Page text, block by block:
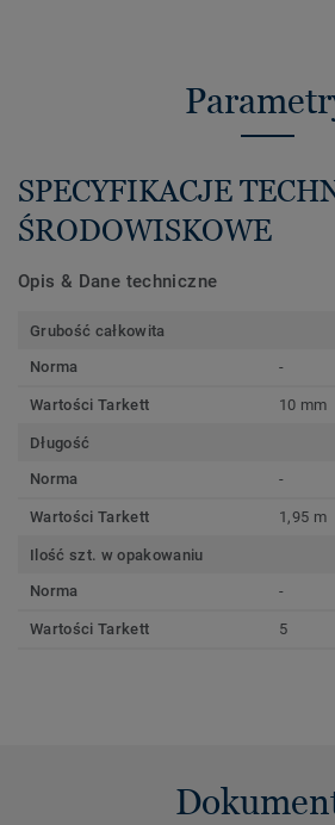
SPECYFIKACJE
ŚRODOWISKOWE
Opis & Dane techniczne
Grubość całkowita
Norma
-
Wartości Tarkett 10 mm
Długość
Norma
-
Wartości Tarkett 1,95 m
Ilość szt. w opakowaniu
Norma
-
Wartości Tarkett 5